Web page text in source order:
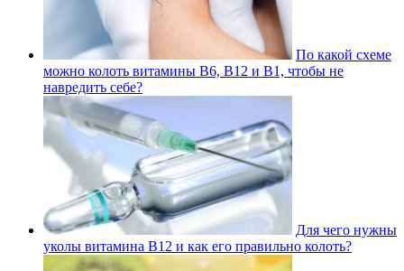
По какой схеме
можно колоть витамины В6, В12 и В1, чтобы не
навредить себе?
Для чего нужны
уколы витамина В12 и как его правильно колоть?